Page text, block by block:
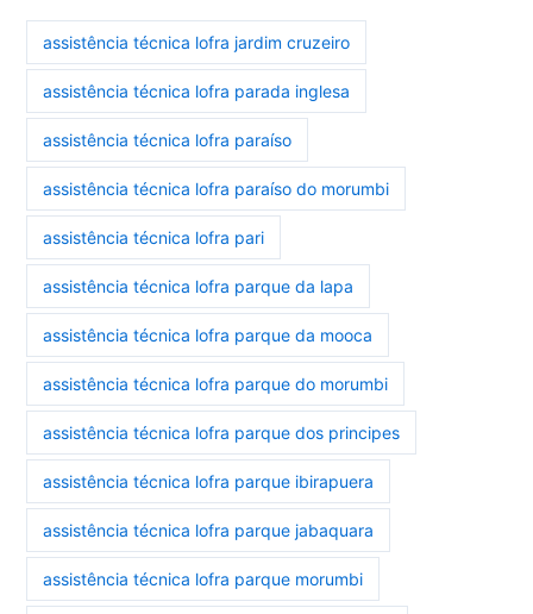
assistência técnica lofra jardim cruzeiro
assistência técnica lofra parada inglesa
assistência técnica lofra paraíso
assistência técnica lofra paraíso do morumbi
assistência técnica lofra pari
assistência técnica lofra parque da lapa
assistência técnica lofra parque da mooca
assistência técnica lofra parque do morumbi
assistência técnica lofra parque dos principes
assistência técnica lofra parque ibirapuera
assistência técnica lofra parque jabaquara
assistência técnica lofra parque morumbi